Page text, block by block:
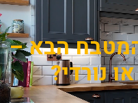
הבא –
נורדי?